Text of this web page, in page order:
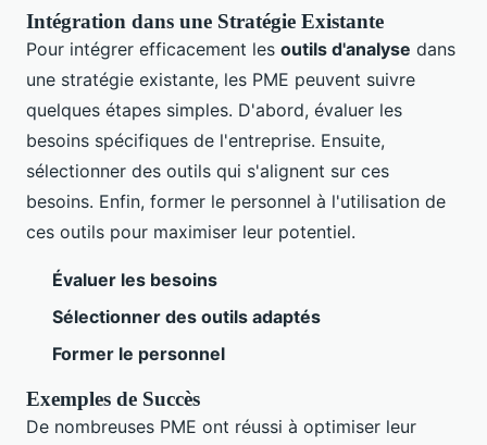
Intégration dans une Stratégie Existante
Pour intégrer efficacement les outils d'analyse dans
une stratégie existante, les PME peuvent suivre
quelques étapes simples. D'abord, évaluer les
besoins spécifiques de l'entreprise. Ensuite,
sélectionner des outils qui s'alignent sur ces
besoins. Enfin, former le personnel à l'utilisation de
ces outils pour maximiser leur potentiel.
Évaluer les besoins
Sélectionner des outils adaptés
Former le personnel
Exemples de Succès
De nombreuses PME ont réussi à optimiser leur